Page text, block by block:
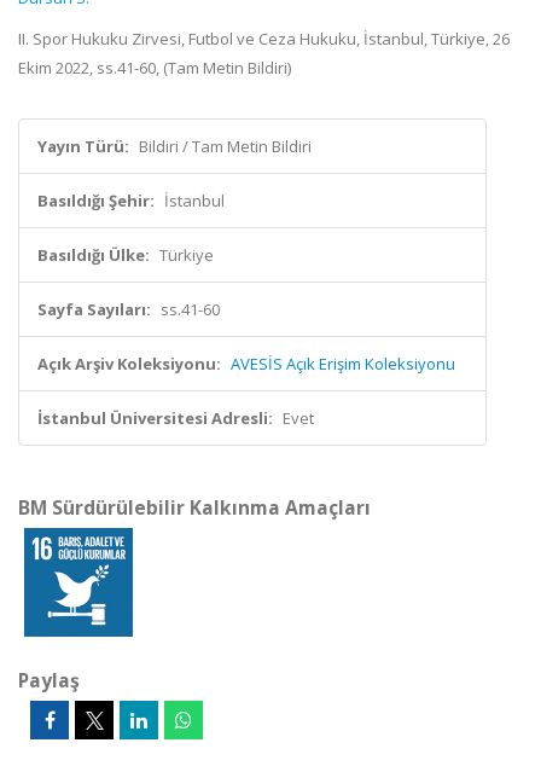
II. Spor Hukuku Zirvesi, Futbol ve Ceza Hukuku, İstanbul, Türkiye, 26
Ekim 2022, ss.41-60, (Tam Metin Bildiri)
Yayın Türü: Bildiri / Tam Metin Bildiri
Basıldığı Şehir: İstanbul
Basıldığı Ülke: Türkiye
Sayfa Sayıları: ss.41-60
Açık Arşiv Koleksiyonu: AVESİS Açık Erişim Koleksiyonu
İstanbul Üniversitesi Adresli: Evet
BM Sürdürülebilir Kalkınma Amaçları
Paylaş